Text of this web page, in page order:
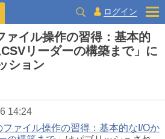
ログイン
ァイル操作の習得：基本的
リーダーの構築まで」に
ション
14:24
ファイル操作の習得：基本的なI/Oか